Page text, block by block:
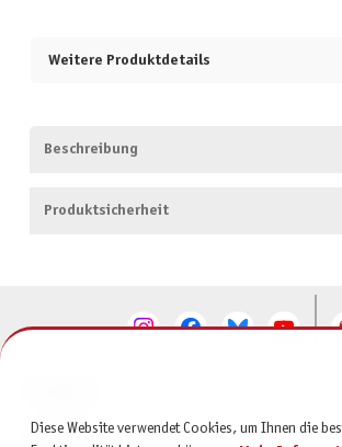
Weitere Produktdetails
Beschreibung
Produktsicherheit
SERVICE
Diese Website verwendet Cookies, um Ihnen die